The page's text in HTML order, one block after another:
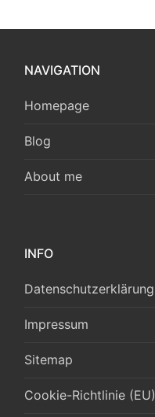
NAVIGATION
Homepage
Blog
About me
INFO
Datenschutzerklärung
Impressum
Sitemap
Cookie-Richtlinie (EU)